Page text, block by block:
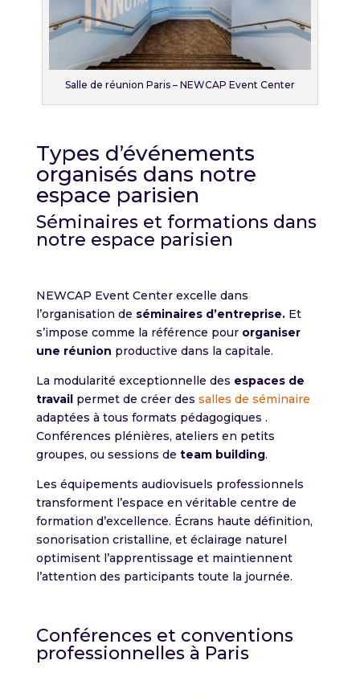
Salle de réunion Paris – NEWCAP Event Center
Types d’événements
organisés dans notre
espace parisien
Séminaires et formations dans
notre espace parisien
NEWCAP Event Center excelle dans
l’organisation de séminaires d’entreprise. Et
s’impose comme la référence pour organiser
une réunion productive dans la capitale.
La modularité exceptionnelle des espaces de
travailpermet de créer des salles de séminaire
adaptées à tous formats pédagogiques .
Conférences plénières, ateliers en petits
groupes, ou sessions de team building.
Les équipements audiovisuels professionnels
transforment l’espace en véritable centre de
formation d’excellence. Écrans haute définition,
sonorisation cristalline, et éclairage naturel
optimisent l’apprentissage et maintiennent
l’attention des participants toute la journée.
Conférences et conventions
professionnelles à Paris